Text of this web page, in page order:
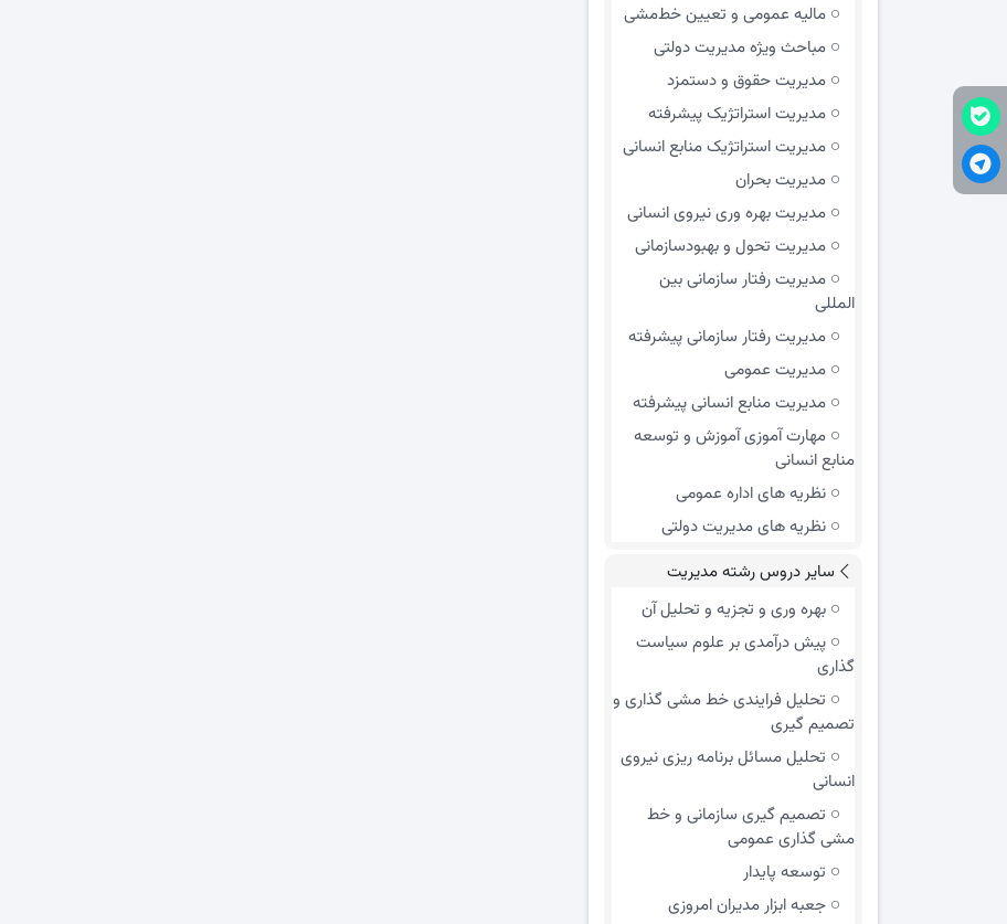
مالیه عمومی و تعیین خط‌مشی
مباحث ویژه مدیریت دولتی
مديريت حقوق و دستمزد
مدیریت استراتژیک پیشرفته
مدیریت استراتژیک منابع انسانی
مدیریت بحران
مدیریت بهره وری نیروی انسانی
مدیریت تحول و بهبود‌سازمانی
مدیریت رفتار سازمانی بین
المللی
مدیریت رفتار سازمانی پیشرفته
مدیریت عمومی
مدیریت منابع انسانی پیشرفته
مهارت آموزی آموزش و توسعه
منابع انسانی
نظریه های اداره عمومی
نظریه های مدیریت دولتی
سایر دروس رشته مدیریت
بهره وری و تجزیه و تحلیل آن
پیش درآمدی بر علوم سیاست
گذاری
تحلیل فرایندی خط مشی گذاری و
تصمیم گیری
تحلیل مسائل برنامه ریزی نیروی
انسانی
تصمیم گیری سازمانی و خط
مشی گذاری عمومی
توسعه پایدار
جعبه ابزار مدیران امروزی